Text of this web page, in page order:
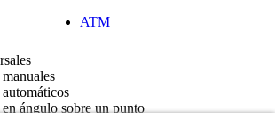
en ángulo sobre un punto
ATM